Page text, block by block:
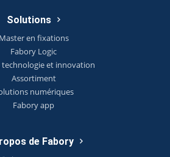
Solutions
Master en fixations
Fabory Logic
technologie et innovation
Assortiment
numériques
Fabory app
de Fabory